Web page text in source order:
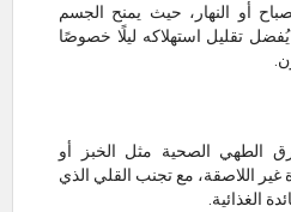
أو النهار، حيث يمنح الجسم
تقليل استهلاكه ليلًا خصوصًا
الطهي الصحية مثل الخبز أو
اللاصقة، مع تجنب القلي الذي
الغذائية.